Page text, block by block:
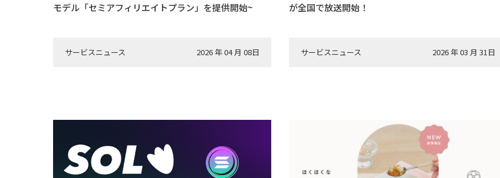
モデル「セミアフィリエイトプラン」を提供開始~
サービスニュース 2026 年 04 月 08日
が全国で放送開始！
サービスニュース 2026 年 03 月 31日